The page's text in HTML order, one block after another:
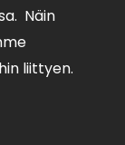
Näin
liittyen.